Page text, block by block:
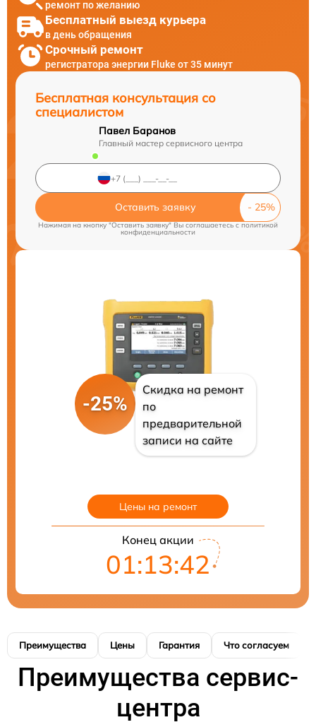
ремонт по желанию
Бесплатный выезд курьера
в день обращения
Срочный ремонт
регистратора энергии Fluke от 35 минут
Бесплатная консультация со
специалистом
Павел Баранов
Главный мастер сервисного центра
Оставить заявку
Нажимая на кнопку "Оставить заявку" Вы соглашаетесь cполитикой
конфиденциальности
-25%
Скидка на ремонт
по
предварительной
записи на сайте
Цены на ремонт
Конец акции
01:13:40
Преимущества Цены Гарантия Что согласуем
Преимущества сервис-
центра